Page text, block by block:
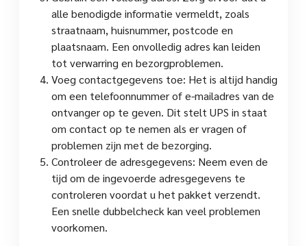
alle benodigde informatie vermeldt, zoals
straatnaam, huisnummer, postcode en
plaatsnaam. Een onvolledig adres kan leiden
tot verwarring en bezorgproblemen.
Voeg contactgegevens toe: Het is altijd handig
om een telefoonnummer of e-mailadres van de
ontvanger op te geven. Dit stelt UPS in staat
om contact op te nemen als er vragen of
problemen zijn met de bezorging.
Controleer de adresgegevens: Neem even de
tijd om de ingevoerde adresgegevens te
controleren voordat u het pakket verzendt.
Een snelle dubbelcheck kan veel problemen
voorkomen.